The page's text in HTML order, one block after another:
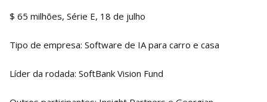
$ 65 milhões, Série E, 18 de julho
Tipo de empresa: Software de IA para carro e casa
Líder da rodada: SoftBank Vision Fund